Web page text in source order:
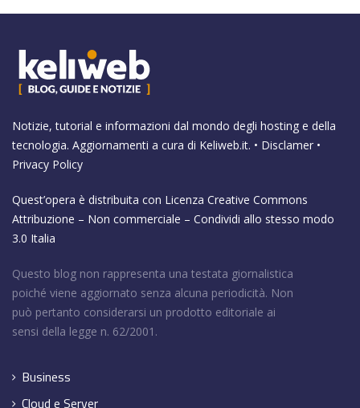
Notizie, tutorial e informazioni dal mondo degli hosting e della
tecnologia. Aggiornamenti a cura di Keliweb.it. • Disclamer •
Privacy Policy
Quest’opera è distribuita con Licenza Creative Commons
Attribuzione – Non commerciale – Condividi allo stesso modo
3.0 Italia
Questo blog non rappresenta una testata giornalistica
poiché viene aggiornato senza alcuna periodicità. Non
può pertanto considerarsi un prodotto editoriale ai
sensi della legge n. 62/2001.
Business
Cloud e Server